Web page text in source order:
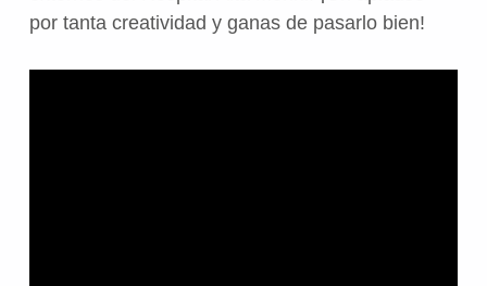
por tanta creatividad y ganas de pasarlo bien!